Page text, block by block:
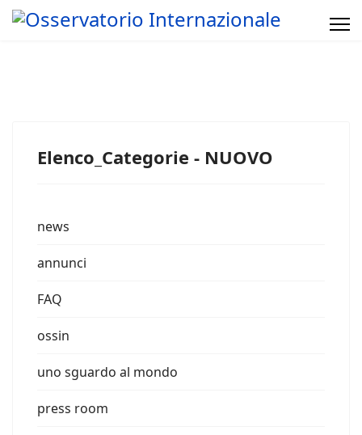
Elenco_Categorie - NUOVO
news
annunci
FAQ
ossin
uno sguardo al mondo
press room